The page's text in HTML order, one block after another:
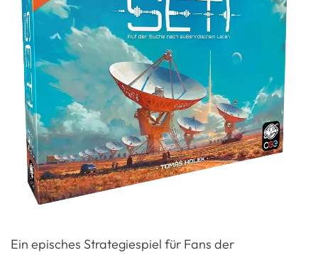
Ein episches Strategiespiel für Fans der